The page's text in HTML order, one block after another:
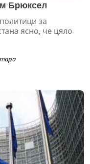
Брюксел
за
ясно, че цяло